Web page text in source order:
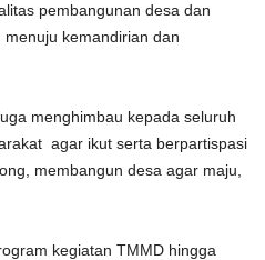
pembangunan desa dan
kemandirian dan
menghimbau kepada seluruh
agar ikut serta berpartispasi
membangun desa agar maju,
kegiatan TMMD hingga